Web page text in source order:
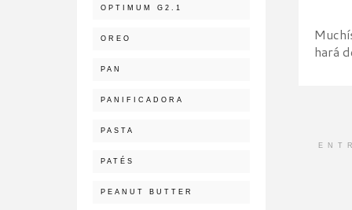
hará
OPTIMUM G2.1
OREO
PAN
PANIFICADORA
PASTA
PATÉS
PEANUT BUTTER